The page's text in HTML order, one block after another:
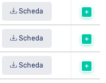
Scheda
Scheda
Scheda